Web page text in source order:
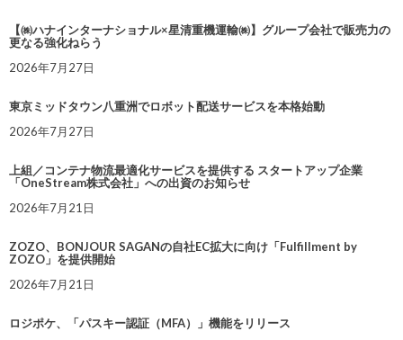
【㈱ハナインターナショナル×星清重機運輸㈱】グループ会社で販売力の
更なる強化ねらう
2026年7月27日
東京ミッドタウン八重洲でロボット配送サービスを本格始動
2026年7月27日
上組／コンテナ物流最適化サービスを提供する スタートアップ企業
「OneStream株式会社」への出資のお知らせ
2026年7月21日
ZOZO、BONJOUR SAGANの自社EC拡大に向け「Fulfillment by
ZOZO」を提供開始
2026年7月21日
ロジポケ、「パスキー認証（MFA）」機能をリリース